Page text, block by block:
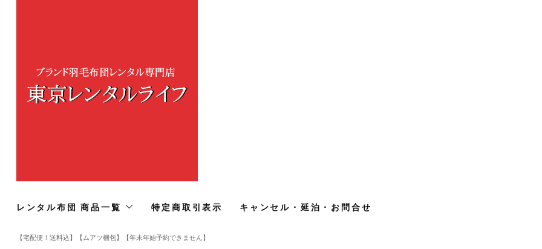
レンタル布団 商品一覧 特定商取引表示 キャンセル・延泊・お問合せ
【宅配便！送料込】【ムアツ梱包】【年末年始予約できません】